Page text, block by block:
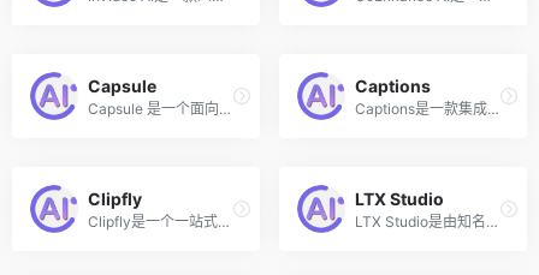
Capsule
Capsule 是一个面向企业团队的人工智能视频编辑器，旨在通过将简单直观的操作界面与自动执行编辑任务的AI相结合，帮助内容和营销团队以高效的速度和轻松地创建视频。
Captions
Captions是一款集成了人工智能技术的视频剪辑和创作工具，通过AI简化了视频制作的复杂流程，使得用户能够轻松制作出高质量的视频内容。该平台的核心功能包括AI视频脚本撰写、数字人生成、自动剪辑填充词、长视频切片等。
Clipfly
Clipfly是一个一站式AI视频制作平台，由成都恒图科技（AI图像工具Fotor背后的公司）开发，旨在为用户提供从创意产生到完成视频的全套解决方案。
LTX Studio
LTX Studio是由知名AI平台Lightricks推出的一款创新的生成式AI电影制作和视频短片生成平台，允许用户仅通过输入文本描述就能够生成超过25秒的微电影视频。